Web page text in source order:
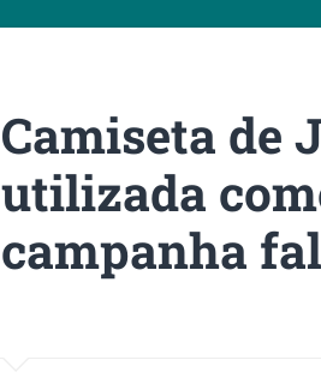
Camiseta de
utilizada
campanha